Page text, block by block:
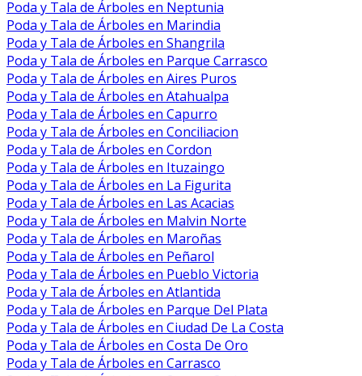
Poda y Tala de Árboles en Neptunia
Poda y Tala de Árboles en Marindia
Poda y Tala de Árboles en Shangrila
Poda y Tala de Árboles en Parque Carrasco
Poda y Tala de Árboles en Aires Puros
Poda y Tala de Árboles en Atahualpa
Poda y Tala de Árboles en Capurro
Poda y Tala de Árboles en Conciliacion
Poda y Tala de Árboles en Cordon
Poda y Tala de Árboles en Ituzaingo
Poda y Tala de Árboles en La Figurita
Poda y Tala de Árboles en Las Acacias
Poda y Tala de Árboles en Malvin Norte
Poda y Tala de Árboles en Maroñas
Poda y Tala de Árboles en Peñarol
Poda y Tala de Árboles en Pueblo Victoria
Poda y Tala de Árboles en Atlantida
Poda y Tala de Árboles en Parque Del Plata
Poda y Tala de Árboles en Ciudad De La Costa
Poda y Tala de Árboles en Costa De Oro
Poda y Tala de Árboles en Carrasco